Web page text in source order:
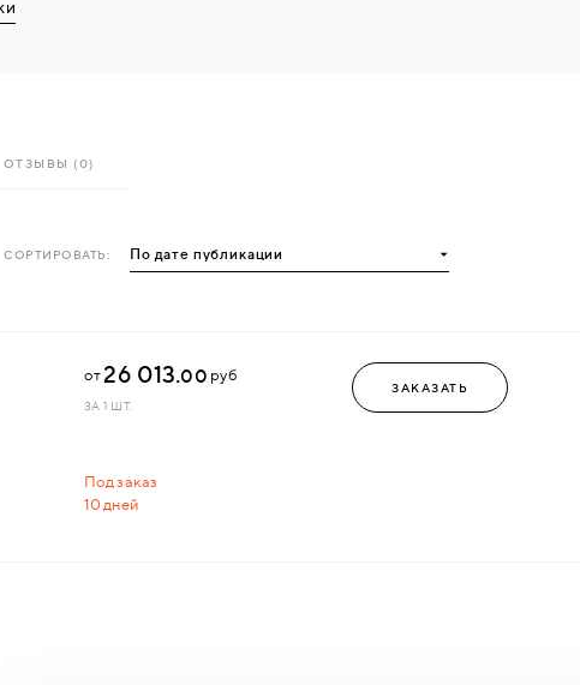
ОТЗЫВЫ (0)
СОРТИРОВАТЬ:
Под заказ
10 дней
от26 013.00 руб
ЗА 1 ШТ.
ЗАКАЗАТЬ